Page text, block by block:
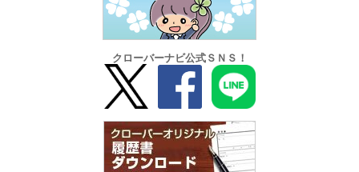
クローバーナビ公式ＳＮＳ！